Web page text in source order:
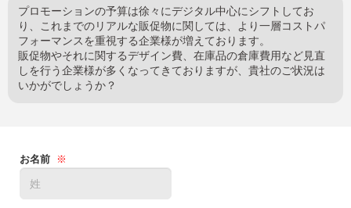
プロモーションの予算は徐々にデジタル中心にシフトしてお
り、これまでのリアルな販促物に関しては、より一層コストパ
フォーマンスを重視する企業様が増えております。
販促物やそれに関するデザイン費、在庫品の倉庫費用など見直
しを行う企業様が多くなってきておりますが、貴社のご状況は
いかがでしょうか？